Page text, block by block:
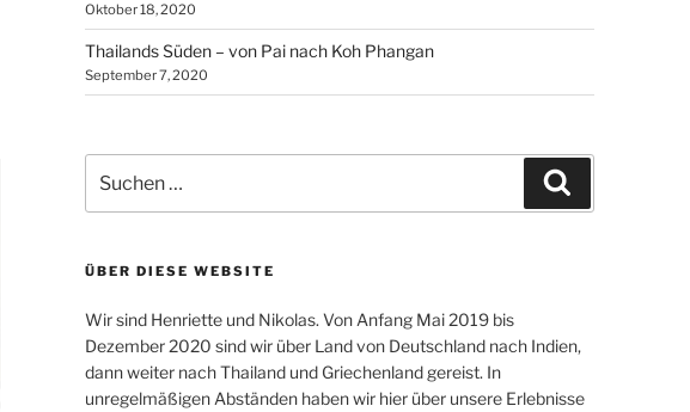
Oktober 18, 2020
Thailands Süden – von Pai nach Koh Phangan
September 7, 2020
nach:
ÜBER DIESE WEBSITE
Wir sind Henriette und Nikolas. Von Anfang Mai 2019 bis
Dezember 2020 sind wir über Land von Deutschland nach Indien,
dann weiter nach Thailand und Griechenland gereist. In
unregelmäßigen Abständen haben wir hier über unsere Erlebnisse